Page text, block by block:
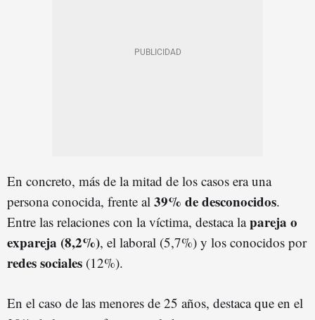
En concreto, más de la mitad de los casos era una
persona conocida, frente al 39% de desconocidos.
Entre las relaciones con la víctima, destaca lapareja o
expareja (8,2%), el laboral (5,7%) y los conocidos por
redes sociales (12%).
En el caso de las menores de 25 años, destaca que en el